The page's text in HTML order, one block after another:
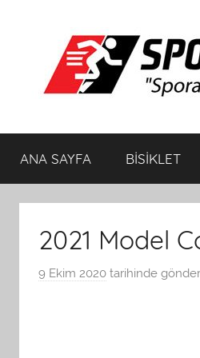
Spor
Plaza
ve
Dair
Ne
ANA SAYFA BİSİKLET
2021 Model
9 Ekim 2020 tarihinde